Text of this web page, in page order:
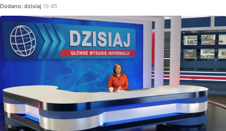
Dodano: dzisiaj 15:45